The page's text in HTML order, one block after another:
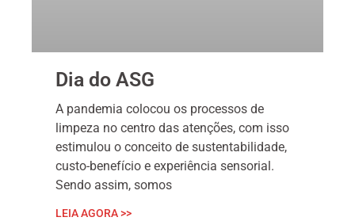
Dia do ASG
A pandemia colocou os processos de
limpeza no centro das atenções, com isso
estimulou o conceito de sustentabilidade,
custo-benefício e experiência sensorial.
Sendo assim, somos
LEIA AGORA >>